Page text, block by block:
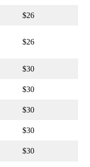
$26
$26
$30
$30
$30
$30
$30